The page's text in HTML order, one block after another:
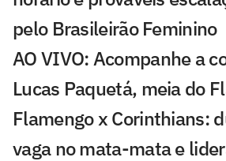
pelo Brasileirão Feminino
AO VIVO: Acompanhe a
Lucas Paquetá, meia do
Flamengo x Corinthians:
vaga no mata-mata e